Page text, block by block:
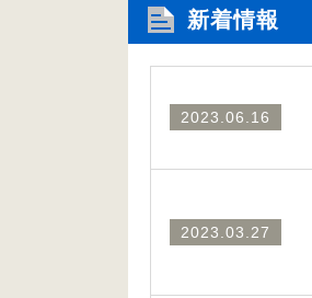
新着情報
2023.06.16
2023.03.27